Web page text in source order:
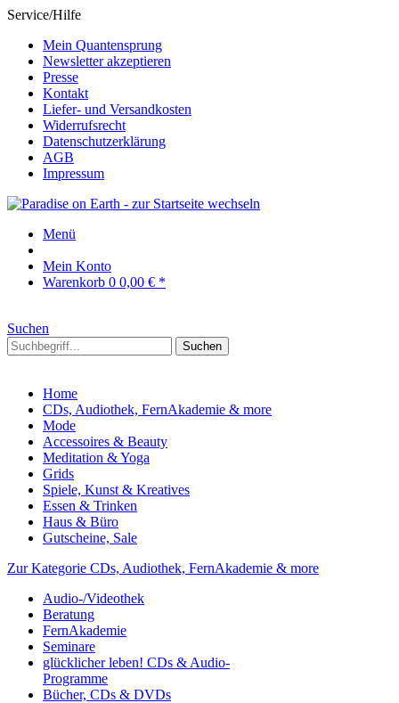
Service/Hilfe
Mein Quantensprung
Newsletter akzeptieren
Presse
Kontakt
Liefer- und Versandkosten
Widerrufsrecht
Datenschutzerklärung
AGB
Impressum
Menü
Mein Konto
Warenkorb 0 0,00 € *
Suchen
Suchen
Home
CDs, Audiothek, FernAkademie & more
Mode
Accessoires & Beauty
Meditation & Yoga
Grids
Spiele, Kunst & Kreatives
Essen & Trinken
Haus & Büro
Gutscheine, Sale
Zur Kategorie CDs, Audiothek, FernAkademie & more
Audio-/Videothek
Beratung
FernAkademie
Seminare
glücklicher leben! CDs & Audio-
Programme
Bücher, CDs & DVDs